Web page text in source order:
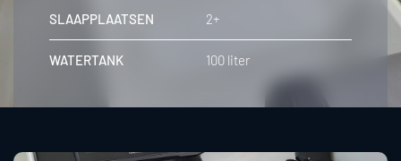
SLAAPPLAATSEN 2+
WATERTANK 100 liter